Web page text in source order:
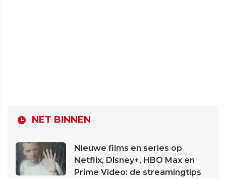
NET BINNEN
Nieuwe films en series op
Netflix, Disney+, HBO Max en
Prime Video: de streamingtips